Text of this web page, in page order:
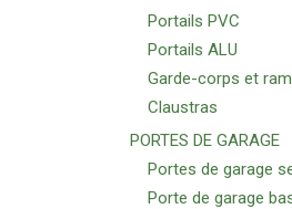
Portails PVC
Portails ALU
Garde-corps et
Claustras
PORTES DE GARAGE
Portes de garage
Porte de garage